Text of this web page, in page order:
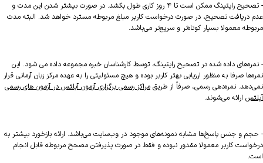
- تصحیح رایتینگ ممکن است تا ۴ روز کاری طول بکشد. در صورت بیشتر شدن این مدت و
عدم دریافت تصحیح، در صورت درخواست کاربر مبلغ مربوطه مسترد خواهد شد. البته مدت
مربوطه معمولا بسیار کوتاه‌تر و سریع‌تر می‌باشد.
- نمره‌های داده شده در تصحیح رایتینگ، توسط کارشناسان خبره مجموعه داده می شود. این
نمره‌ها صرفا به منظور ارزیابی بهتر کاربر بوده و هیچ مسئولیتی را به عهده مرکز زبان آرمانی قرار
نمی‌دهد. نمره‌دهی رسمی، صرفاً از طریق مراکز رسمی برگزاری آزمون آیلتس در آزمون های رسمی
آیلتس ارائه می‌شوند.
- حجم و جنس پاسخ‌ها مشابه نمونه‌های موجود در وب‌سایت می‌باشد. ارائه بازخورد بیشتر به
درخواست کاربر معمولا مقدور نبوده و فقط در صورت پذیرفتن مصحح مربوطه قابل انجام
است.